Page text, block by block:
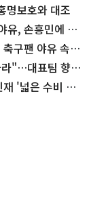
명보호와 대조
유, 손흥민에 따
구팬 야유 속
라"…대표팀 향한
'넓은 수비 간